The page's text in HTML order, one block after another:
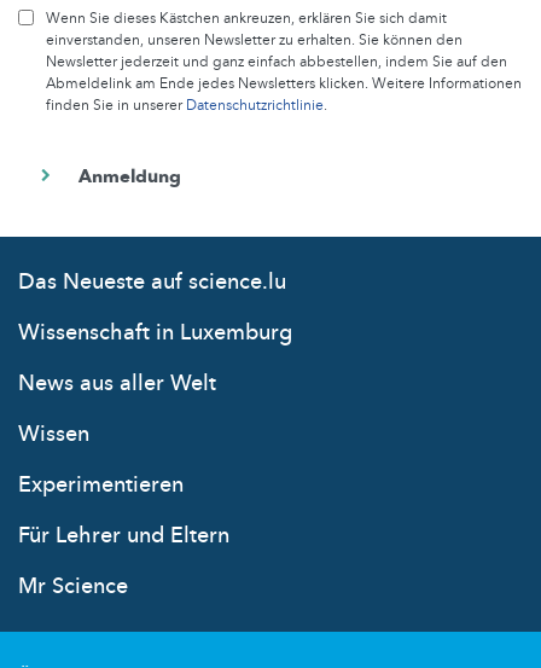
Wenn Sie dieses Kästchen ankreuzen, erklären Sie sich damit
einverstanden, unseren Newsletter zu erhalten. Sie können den
Newsletter jederzeit und ganz einfach abbestellen, indem Sie auf den
Abmeldelink am Ende jedes Newsletters klicken. Weitere Informationen
finden Sie in unsererDatenschutzrichtlinie.
Das Neueste auf science.lu
Wissenschaft in Luxemburg
News aus aller Welt
Wissen
Experimentieren
Für Lehrer und Eltern
Mr Science